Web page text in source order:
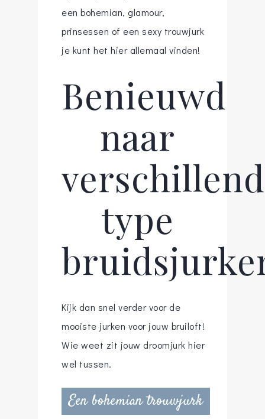
een bohemian, glamour,
prinsessen of een sexy trouwjurk
je kunt het hier allemaal vinden!
Benieuwd
naar
type
Kijk dan snel verder voor de
mooiste jurken voor jouw bruiloft!
Wie weet zit jouw droomjurk hier
wel tussen.
Een bohemian trouwjurk